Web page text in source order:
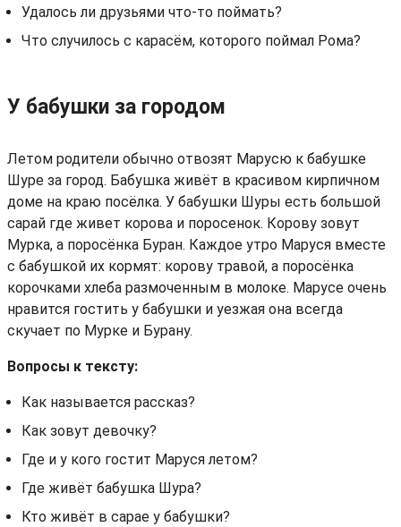
Удалось ли друзьями что-то поймать?
Что случилось с карасём, которого поймал Рома?
У бабушки за городом
Летом родители обычно отвозят Марусю к бабушке
Шуре за город. Бабушка живёт в красивом кирпичном
доме на краю посёлка. У бабушки Шуры есть большой
сарай где живет корова и поросенок. Корову зовут
Мурка, а поросёнка Буран. Каждое утро Маруся вместе
с бабушкой их кормят: корову травой, а поросёнка
корочками хлеба размоченным в молоке. Марусе очень
нравится гостить у бабушки и уезжая она всегда
скучает по Мурке и Бурану.
Вопросы к тексту:
Как называется рассказ?
Как зовут девочку?
Где и у кого гостит Маруся летом?
Где живёт бабушка Шура?
Кто живёт в сарае у бабушки?